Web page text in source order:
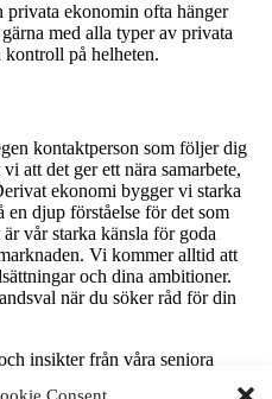
Consent
privata ekonomin ofta hänger
med alla typer av privata
kontroll på helheten.
kontaktperson som följer dig
att det ger ett nära samarbete,
ekonomi bygger vi starka
en djup förståelse för det som
vår starka känsla för goda
Vi kommer alltid att
och dina ambitioner.
när du söker råd för din
insikter från våra seniora